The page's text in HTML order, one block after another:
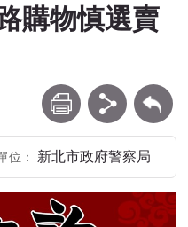
購物慎選賣
列印 分享 回上一頁
位 新北市政府警察局